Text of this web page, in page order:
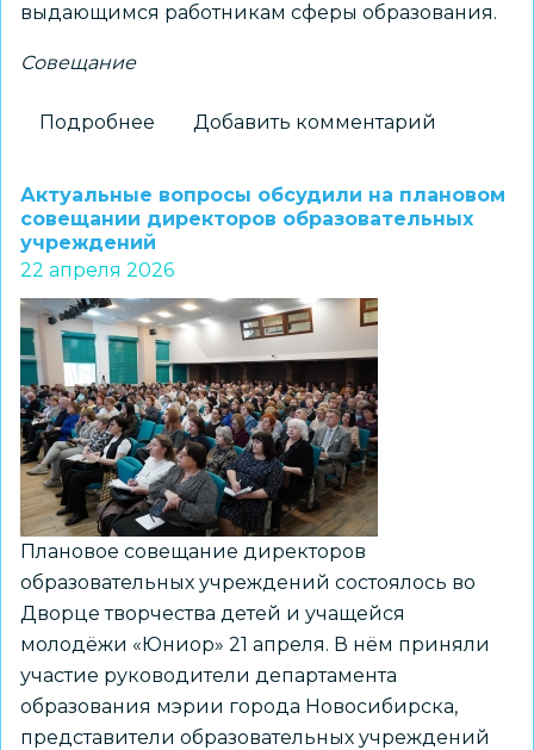
выдающимся работникам сферы образования.
Совещание
Подробнее
вопросов
на
совещании
директоров
дошкольных
образовательных
учреждений
Добавить комментарий
Актуальные вопросы обсудили на плановом
совещании директоров образовательных
учреждений
22 апреля 2026
Плановое совещание директоров
образовательных учреждений состоялось во
Дворце творчества детей и учащейся
молодёжи «Юниор» 21 апреля. В нём приняли
участие руководители департамента
образования мэрии города Новосибирска,
представители образовательных учреждений